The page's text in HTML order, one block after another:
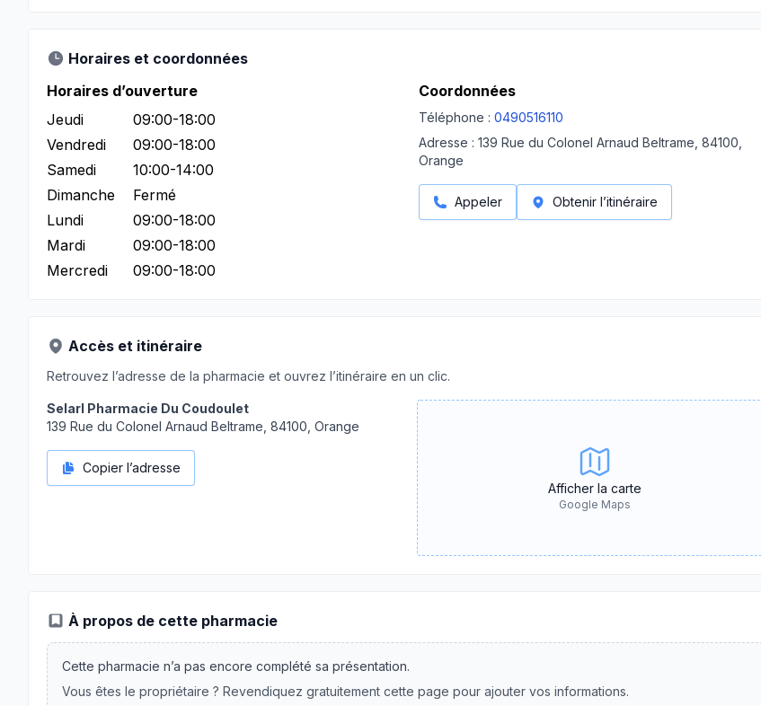
Horaires et coordonnées
Horaires d’ouverture
Jeudi
09:00-18:00
Vendredi
09:00-18:00
Samedi
10:00-14:00
Dimanche
Fermé
Lundi
09:00-18:00
Mardi
09:00-18:00
Mercredi
09:00-18:00
Coordonnées
Téléphone : 0490516110
Adresse : 139 Rue du Colonel Arnaud Beltrame, 84100,
Orange
Appeler Obtenir l’itinéraire
Accès et itinéraire
Retrouvez l’adresse de la pharmacie et ouvrez l’itinéraire en un clic.
Selarl Pharmacie Du Coudoulet
139 Rue du Colonel Arnaud Beltrame, 84100, Orange
Copier l’adresse
Afficher la carte
Google Maps
À propos de cette pharmacie
Cette pharmacie n’a pas encore complété sa présentation.
Vous êtes le propriétaire ? Revendiquez gratuitement cette page pour ajouter vos informations.